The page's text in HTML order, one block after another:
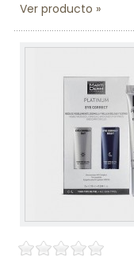
Ver producto